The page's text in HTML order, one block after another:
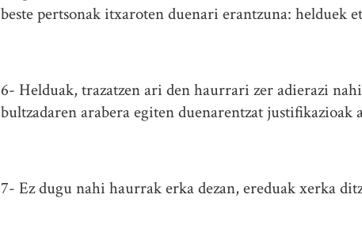
beste pertsonak itxaroten duenari erantzuna: helduek
6- Helduak, trazatzen ari den haurrari zer adierazi
bultzadaren arabera egiten duenarentzat justifikazioak
7- Ez dugu nahi haurrak erka dezan, ereduak xerka